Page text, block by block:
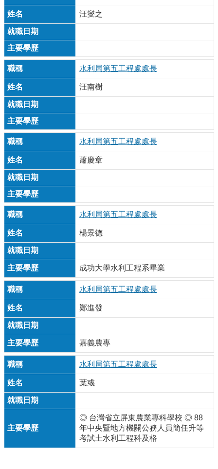
汪燮之
水利局第五工程處處長
汪南樹
水利局第五工程處處長
蕭慶章
水利局第五工程處處長
楊景德
成功大學水利工程系畢業
水利局第五工程處處長
鄭進發
嘉義農專
水利局第五工程處處長
葉彧
◎ 台灣省立屏東農業專科學校 ◎ 88
年中央暨地方機關公務人員簡任升等
考試土水利工程科及格